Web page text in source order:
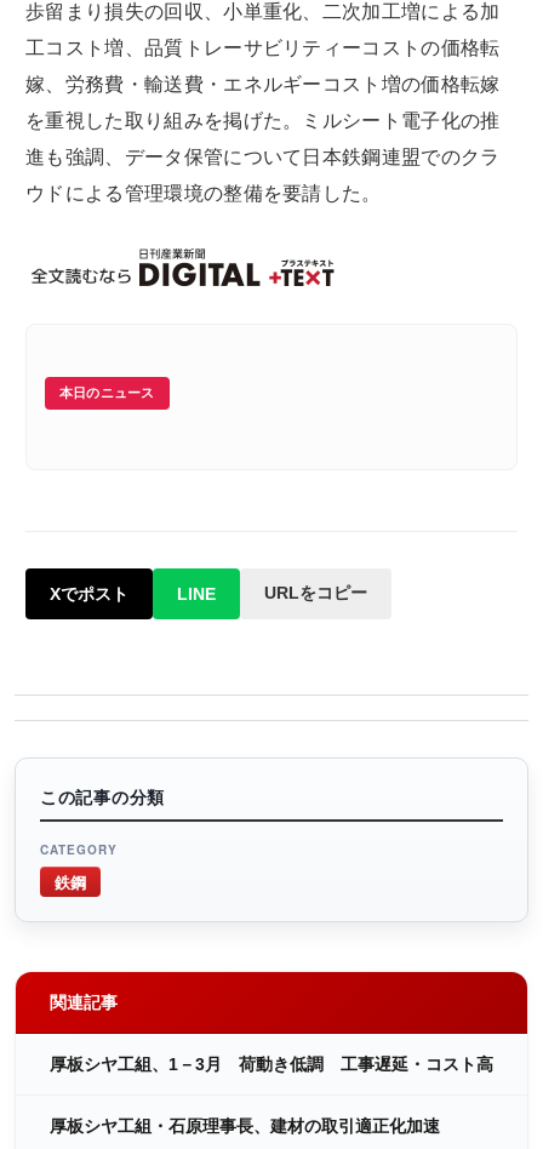
歩留まり損失の回収、小単重化、二次加工増による加
工コスト増、品質トレーサビリティーコストの価格転
嫁、労務費・輸送費・エネルギーコスト増の価格転嫁
を重視した取り組みを掲げた。ミルシート電子化の推
進も強調、データ保管について日本鉄鋼連盟でのクラ
ウドによる管理環境の整備を要請した。
本日のニュース
Xでポスト LINE URLをコピー
この記事の分類
CATEGORY
鉄鋼
関連記事
厚板シヤ工組、1－3月 荷動き低調 工事遅延・コスト高
厚板シヤ工組・石原理事長、建材の取引適正化加速